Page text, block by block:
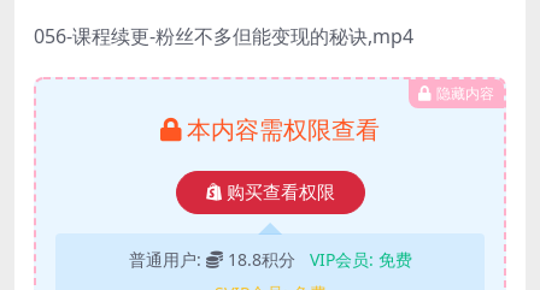
056-课程续更-粉丝不多但能变现的秘诀,mp4
隐藏内容
本内容需权限查看
购买查看权限
普通用户: 18.8积分 VIP会员: 免费